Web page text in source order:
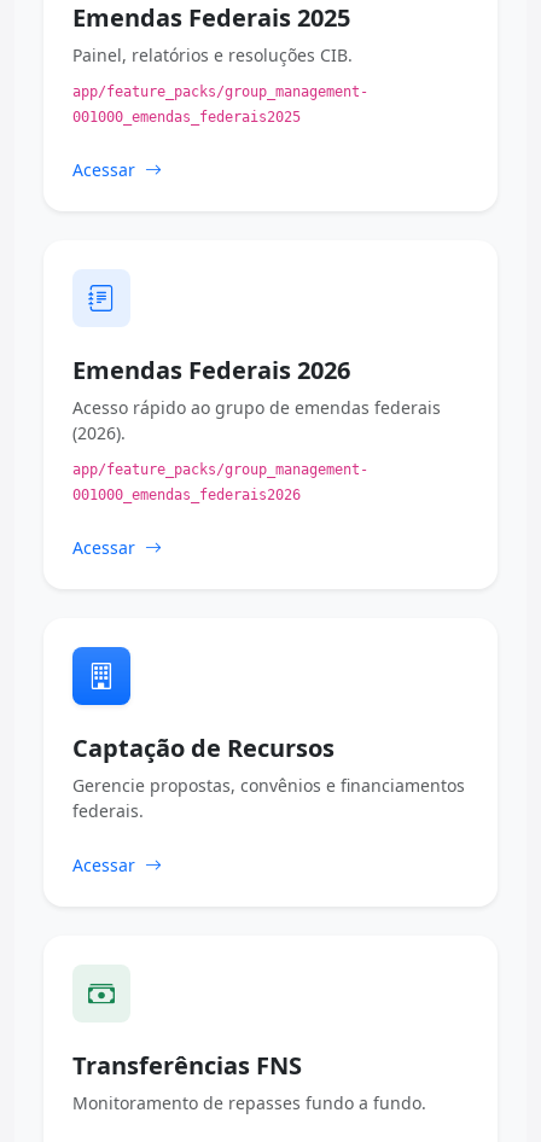
Emendas Federais 2025
Painel, relatórios e resoluções CIB.
app/feature_packs/group_management-
001000_emendas_federais2025
Acessar
Emendas Federais 2026
Acesso rápido ao grupo de emendas federais
(2026).
app/feature_packs/group_management-
001000_emendas_federais2026
Acessar
Captação de Recursos
Gerencie propostas, convênios e financiamentos
federais.
Acessar
Transferências FNS
Monitoramento de repasses fundo a fundo.